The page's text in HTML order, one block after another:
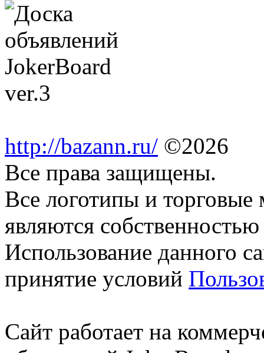
http://bazann.ru/ ©2026
Все права защищены.
Все логотипы и торговые
являются
Использование данного
принятие условий
Сайт работает на